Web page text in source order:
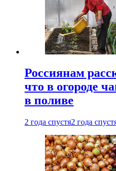
Россиянам
что в огороде
в поливе
2 года спустя2 года